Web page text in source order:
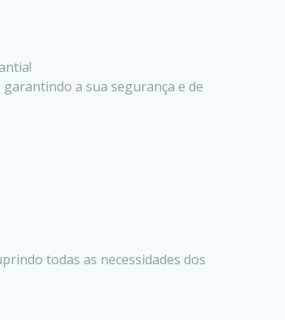
a sua segurança e de
todas as necessidades dos